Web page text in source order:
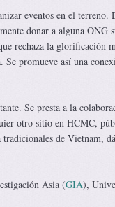
eventos en el terreno.
donar a alguna ONG
rechaza la glorificación
promueve así una
Se presta a la
otro sitio en HCMC,
de Vietnam,
Asia (GIA),